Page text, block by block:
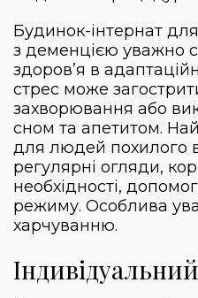
Будинок-інтернат
з деменцією уважно
здоров’я в
стрес може
захворювання або
сном та апетитом.
для людей похилого
регулярні огляди,
необхідності,
режиму. Особлива
харчуванню.
Індивідуальний